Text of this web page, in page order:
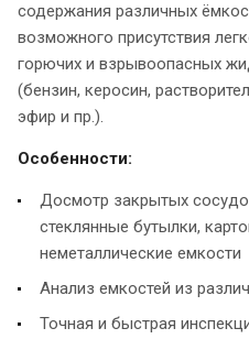
содержания различных
возможного присутствия
горючих и взрывоопасных
(бензин, керосин,
эфир и пр.).
Особенности:
Досмотр закрытых
стеклянные бутылки,
неметаллические емкости
Анализ емкостей из
Точная и быстрая